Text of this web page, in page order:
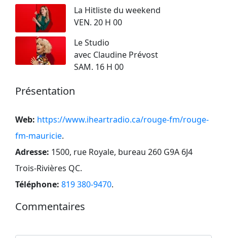
La Hitliste du weekend
VEN. 20 H 00
Le Studio
avec Claudine Prévost
SAM. 16 H 00
Présentation
Web: https://www.iheartradio.ca/rouge-fm/rouge-
fm-mauricie.
Adresse: 1500, rue Royale, bureau 260 G9A 6J4
Trois-Rivières QC.
Téléphone: 819 380-9470.
Commentaires